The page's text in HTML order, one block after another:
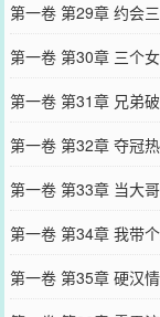
第一卷 第29章 约会
第一卷 第30章 三个
第一卷 第31章 兄弟
第一卷 第32章 夺冠
第一卷 第33章 当大
第一卷 第34章 我带
第一卷 第35章 硬汉